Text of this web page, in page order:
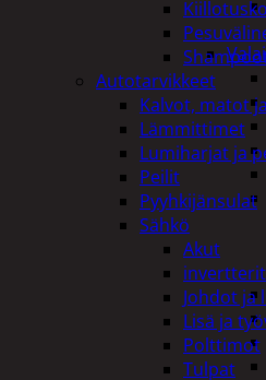
Autotarvikkeet
Kalvot, matot
Lämmittimet
Lumiharjat ja
Peilit
Pyyhkijänsulat
Sähkö
Akut
invertterit
Johdot ja
Lisä ja
Polttimot
Tulpat